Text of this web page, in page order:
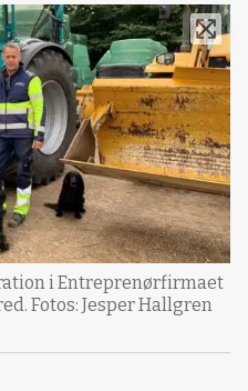
i Entreprenørfirmaet
Fotos: Jesper Hallgren